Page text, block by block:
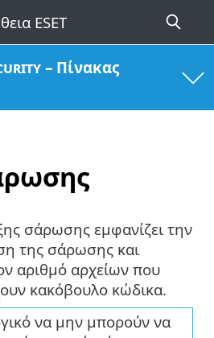
– Πίνακας
σάρωσης εμφανίζει την
της σάρωσης και
αριθμό αρχείων που
κακόβουλο κώδικα.
να μην μπορούν να